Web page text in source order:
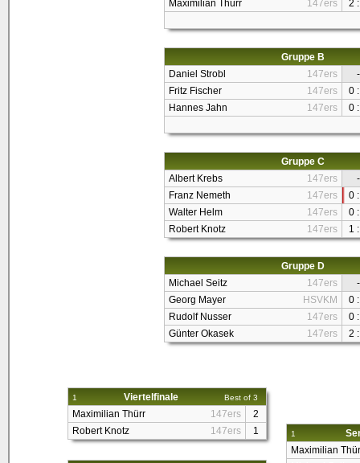
Maximilian Thürr
147ers 2
Gruppe B
Daniel Strobl
147ers
-
Fritz Fischer
147ers
0
Hannes Jahn
147ers 0
Gruppe C
Albert Krebs
147ers
-
Franz Nemeth
147ers
0
Walter Helm
147ers
0
Robert Knotz
147ers 1
Gruppe D
Michael Seitz
147ers
-
Georg Mayer
HSVKM
0
Rudolf Nusser
147ers
0
Günter Okasek
147ers 2
1 Viertelfinale Best of 3
Maximilian Thürr 147ers
2
Robert Knotz
147ers 1 1
Maximilian